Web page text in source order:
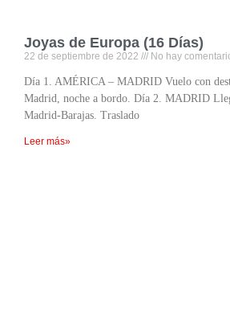
Joyas de Europa (16 Días)
22 de septiembre de 2022 No hay
Día 1. AMÉRICA – MADRID Vuelo con
Madrid, noche a bordo. Día 2. MADRID
Madrid-Barajas. Traslado
Leer más»